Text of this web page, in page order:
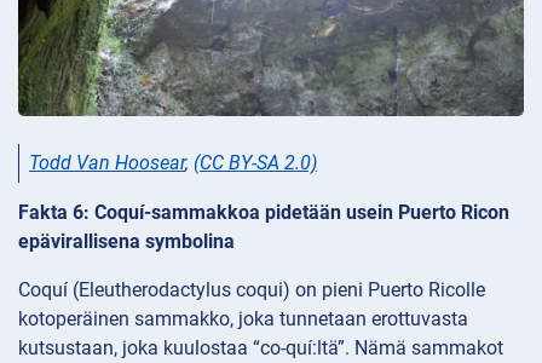
Todd Van Hoosear, (CC BY-SA 2.0)
Fakta 6: Coquí-sammakkoa pidetään usein Puerto Ricon
epävirallisena symbolina
Coquí (Eleutherodactylus coqui) on pieni Puerto Ricolle
kotoperäinen sammakko, joka tunnetaan erottuvasta
kutsustaan, joka kuulostaa “co-quí:ltä”. Nämä sammakot